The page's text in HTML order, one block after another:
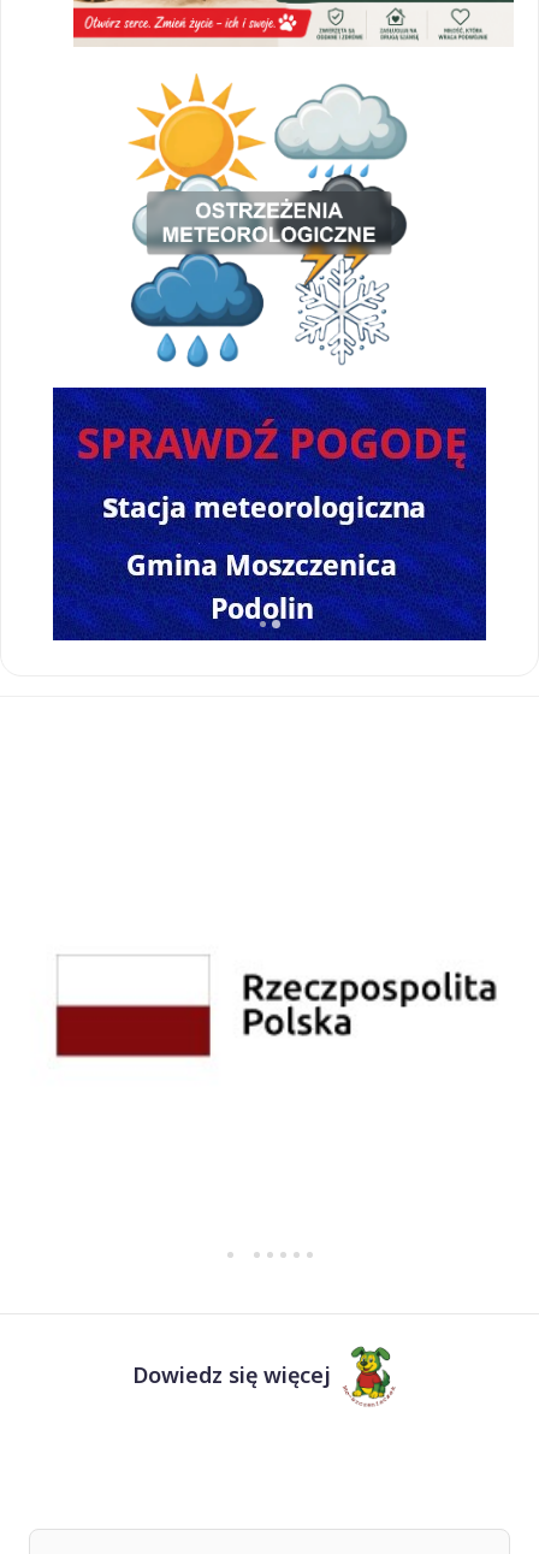
Dowiedz się więcej